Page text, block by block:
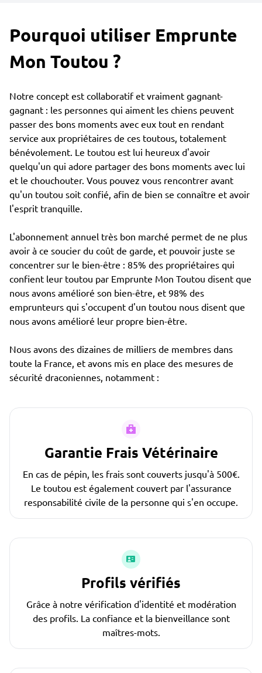
Pourquoi utiliser Emprunte
Mon Toutou ?
Notre concept est collaboratif et vraiment gagnant-
gagnant : les personnes qui aiment les chiens peuvent
passer des bons moments avec eux tout en rendant
service aux propriétaires de ces toutous, totalement
bénévolement. Le toutou est lui heureux d'avoir
quelqu'un qui adore partager des bons moments avec lui
et le chouchouter. Vous pouvez vous rencontrer avant
qu'un toutou soit confié, afin de bien se connaître et avoir
l'esprit tranquille.
L'abonnement annuel très bon marché permet de ne plus
avoir à ce soucier du coût de garde, et pouvoir juste se
concentrer sur le bien-être : 85% des propriétaires qui
confient leur toutou par Emprunte Mon Toutou disent que
nous avons amélioré son bien-être, et 98% des
emprunteurs qui s'occupent d'un toutou nous disent que
nous avons amélioré leur propre bien-être.
Nous avons des dizaines de milliers de membres dans
toute la France, et avons mis en place des mesures de
sécurité draconiennes, notamment :
Garantie Frais Vétérinaire
En cas de pépin, les frais sont couverts jusqu'à 500€.
Le toutou est également couvert par l'assurance
responsabilité civile de la personne qui s'en occupe.
Profils vérifiés
Grâce à notre vérification d'identité et modération
des profils. La confiance et la bienveillance sont
maîtres-mots.